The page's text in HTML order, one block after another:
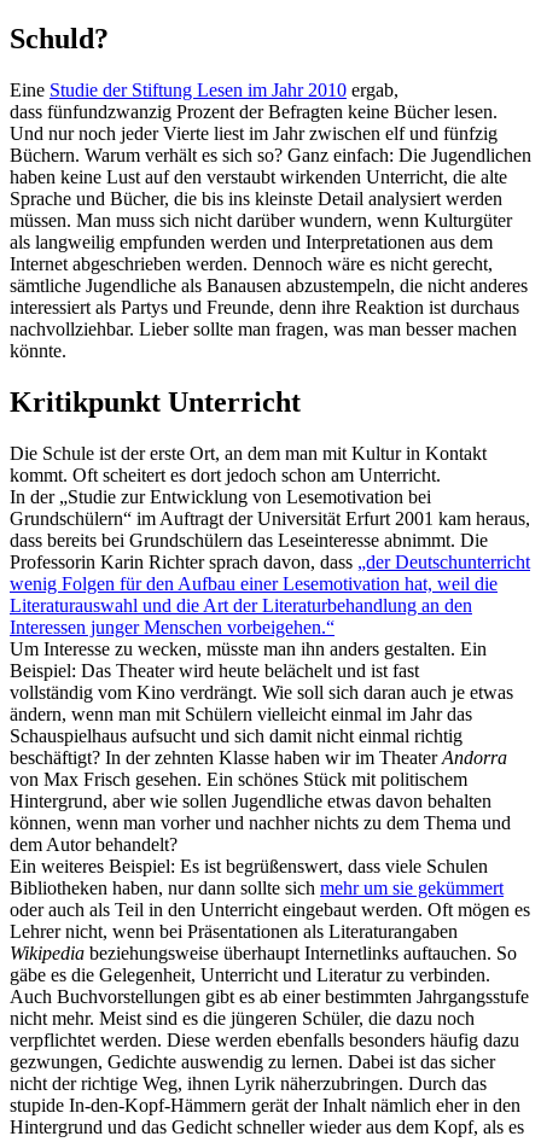
Schuld?
Eine Studie der Stiftung Lesen im Jahr 2010 ergab,
dass fünfundzwanzig Prozent der Befragten keine Bücher lesen.
Und nur noch jeder Vierte liest im Jahr zwischen elf und fünfzig
Büchern. Warum verhält es sich so? Ganz einfach: Die Jugendlichen
haben keine Lust auf den verstaubt wirkenden Unterricht, die alte
Sprache und Bücher, die bis ins kleinste Detail analysiert werden
müssen. Man muss sich nicht darüber wundern, wenn Kulturgüter
als langweilig empfunden werden und Interpretationen aus dem
Internet abgeschrieben werden. Dennoch wäre es nicht gerecht,
sämtliche Jugendliche als Banausen abzustempeln, die nicht anderes
interessiert als Partys und Freunde, denn ihre Reaktion ist durchaus
nachvollziehbar. Lieber sollte man fragen, was man besser machen
könnte.
Kritikpunkt Unterricht
Die Schule ist der erste Ort, an dem man mit Kultur in Kontakt
kommt. Oft scheitert es dort jedoch schon am Unterricht.
In der „Studie zur Entwicklung von Lesemotivation bei
Grundschülern“ im Auftragt der Universität Erfurt 2001 kam heraus,
dass bereits bei Grundschülern das Leseinteresse abnimmt. Die
Professorin Karin Richter sprach davon, dass „der Deutschunterricht
wenig Folgen für den Aufbau einer Lesemotivation hat, weil die
Literaturauswahl und die Art der Literaturbehandlung an den
Interessen junger Menschen vorbeigehen.“
Um Interesse zu wecken, müsste man ihn anders gestalten. Ein
Beispiel: Das Theater wird heute belächelt und ist fast
vollständig vom Kino verdrängt. Wie soll sich daran auch je etwas
ändern, wenn man mit Schülern vielleicht einmal im Jahr das
Schauspielhaus aufsucht und sich damit nicht einmal richtig
beschäftigt? In der zehnten Klasse haben wir im TheaterAndorra
von Max Frisch gesehen. Ein schönes Stück mit politischem
Hintergrund, aber wie sollen Jugendliche etwas davon behalten
können, wenn man vorher und nachher nichts zu dem Thema und
dem Autor behandelt?
Ein weiteres Beispiel: Es ist begrüßenswert, dass viele Schulen
Bibliotheken haben, nur dann sollte sich mehr um sie gekümmert
oder auch als Teil in den Unterricht eingebaut werden. Oft mögen es
Lehrer nicht, wenn bei Präsentationen als Literaturangaben
Wikipedia beziehungsweise überhaupt Internetlinks auftauchen. So
gäbe es die Gelegenheit, Unterricht und Literatur zu verbinden.
Auch Buchvorstellungen gibt es ab einer bestimmten Jahrgangsstufe
nicht mehr. Meist sind es die jüngeren Schüler, die dazu noch
verpflichtet werden. Diese werden ebenfalls besonders häufig dazu
gezwungen, Gedichte auswendig zu lernen. Dabei ist das sicher
nicht der richtige Weg, ihnen Lyrik näherzubringen. Durch das
stupide In-den-Kopf-Hämmern gerät der Inhalt nämlich eher in den
Hintergrund und das Gedicht schneller wieder aus dem Kopf, als es